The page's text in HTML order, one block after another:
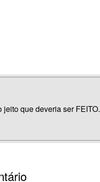
que deveria ser FEITO.